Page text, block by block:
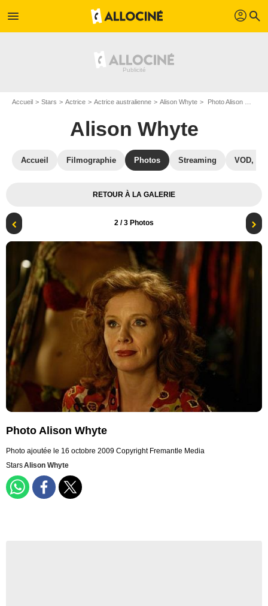
menu profil search
Accueil Stars Actrice Actrice australienne Alison Whyte Photo Alison Whyte
Alison Whyte
Accueil Filmographie Photos Streaming VOD,
RETOUR À LA GALERIE
2 / 3 Photos
Photo Alison Whyte
Photo ajoutée le 16 octobre 2009 Copyright Fremantle Media
StarsAlison Whyte